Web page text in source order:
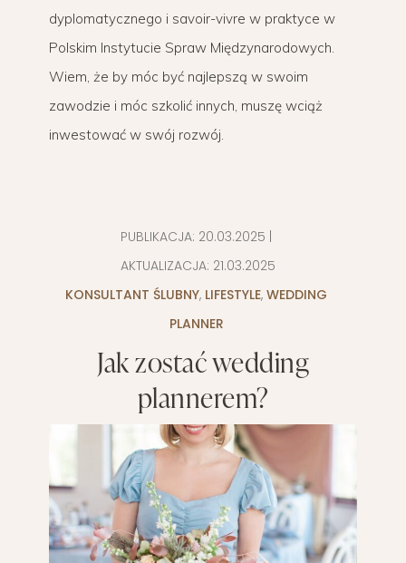
dyplomatycznego i savoir-vivre w praktyce w
Polskim Instytucie Spraw Międzynarodowych.
Wiem, że by móc być najlepszą w swoim
zawodzie i móc szkolić innych, muszę wciąż
inwestować w swój rozwój.
PUBLIKACJA: 20.03.2025
AKTUALIZACJA: 21.03.2025
KONSULTANT ŚLUBNY, LIFESTYLE, WEDDING
PLANNER
Jak zostać wedding
plannerem?